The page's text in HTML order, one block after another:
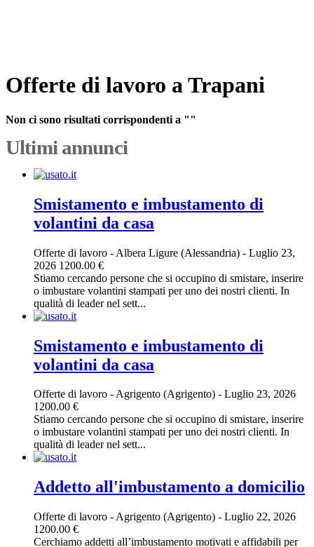
Offerte di lavoro a Trapani
Non ci sono risultati corrispondenti a ""
Ultimi annunci
Smistamento e imbustamento di
volantini da casa
Offerte di lavoro - Albera Ligure (Alessandria) - Luglio 23,
2026 1200.00 €
Stiamo cercando persone che si occupino di smistare, inserire
o imbustare volantini stampati per uno dei nostri clienti. In
qualità di leader nel sett...
Smistamento e imbustamento di
volantini da casa
Offerte di lavoro -Agrigento (Agrigento) - Luglio 23, 2026
1200.00 €
Stiamo cercando persone che si occupino di smistare, inserire
o imbustare volantini stampati per uno dei nostri clienti. In
qualità di leader nel sett...
Addetto all'imbustamento a domicilio
Offerte di lavoro - Agrigento (Agrigento) - Luglio 22, 2026
1200.00 €
Cerchiamo addetti all’imbustamento motivati e affidabili per